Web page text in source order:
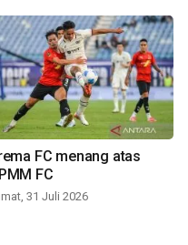
FC menang atas
FC
31 Juli 2026